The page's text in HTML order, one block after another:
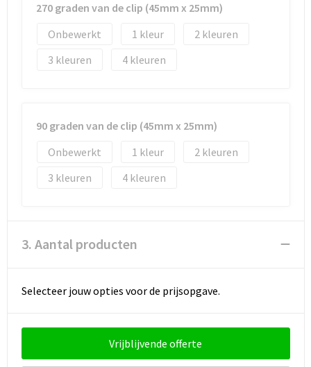
270 graden van de clip (45mm x 25mm)
Onbewerkt
1
2
3
4
90 graden van de clip (45mm x 25mm)
Onbewerkt
1
2
3
4
3. Aantal producten
Selecteer jouw opties voor de prijsopgave.
Vrijblijvende offerte